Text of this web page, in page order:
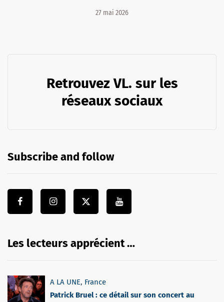
27 mai 2026
Retrouvez VL. sur les
réseaux sociaux
Subscribe and follow
Les lecteurs apprécient …
A LA UNE, France
Patrick Bruel : ce détail sur son concert au